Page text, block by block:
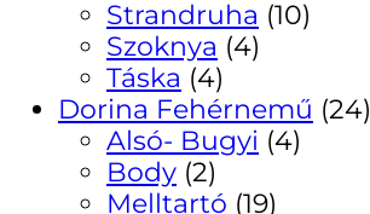
Strandruha (10)
Szoknya (4)
Táska (4)
Dorina Fehérnemű (24)
Alsó- Bugyi (4)
Body (2)
Melltartó (19)